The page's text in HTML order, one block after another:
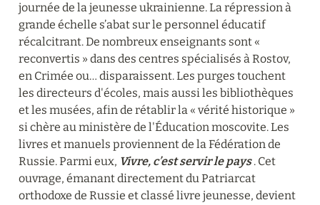
journée de la jeunesse ukrainienne. La répression à
grande échelle s’abat sur le personnel éducatif
récalcitrant. De nombreux enseignants sont «
reconvertis » dans des centres spécialisés à Rostov,
en Crimée ou… disparaissent. Les purges touchent
les directeurs d'écoles, mais aussi les bibliothèques
et les musées, afin de rétablir la « vérité historique »
si chère au ministère de l'Éducation moscovite. Les
livres et manuels proviennent de la Fédération de
Russie. Parmi eux, Vivre, c’est servir le pays . Cet
ouvrage, émanant directement du Patriarcat
orthodoxe de Russie et classé livre jeunesse, devient